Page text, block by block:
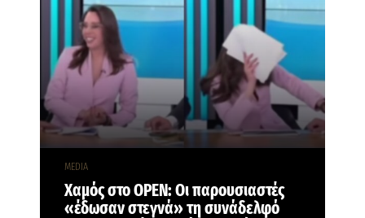
MEDIA
Χαμός στο OPEN: Οι παρουσιαστές
«έδωσαν στεγνά» τη συνάδελφό